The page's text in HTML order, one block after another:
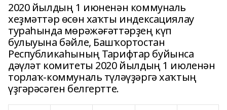
2020 йылдың 1 июненән коммуналь
хеҙмәттәр өсөн хаҡты индексациялау
тураһында мөрәжәғәттәрҙең күп
булыуына бәйле, Башҡортостан
Республикаһының Тарифтар буйынса
дәүләт комитеты 2020 йылдың 1 июленән
торлаҡ-коммуналь түләүҙәргә хаҡтың
үҙгәрәсәген белгертте.